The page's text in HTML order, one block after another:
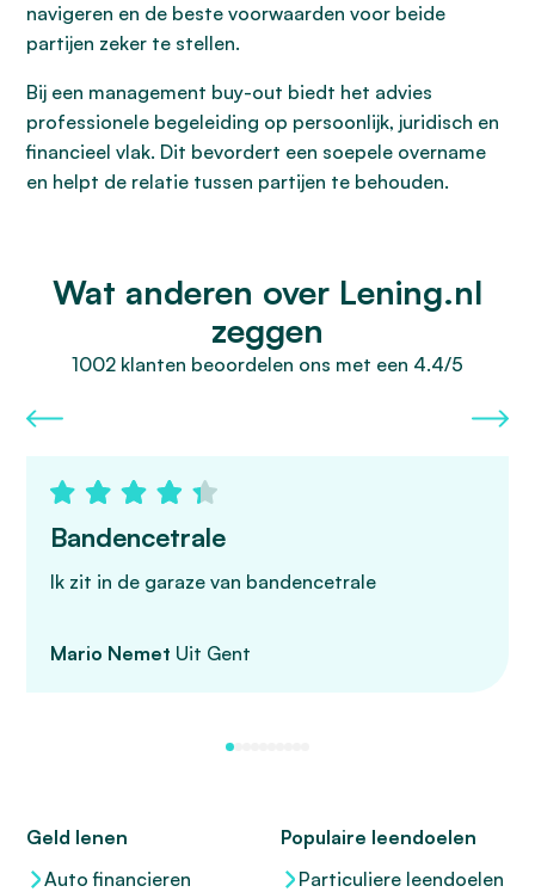
navigeren en de beste voorwaarden voor beide
partijen zeker te stellen.
Bij een management buy-out biedt het advies
professionele begeleiding op persoonlijk, juridisch en
financieel vlak. Dit bevordert een soepele overname
en helpt de relatie tussen partijen te behouden.
Wat anderen over Lening.nl
zeggen
1002 klanten beoordelen ons met een 4.4/5
Bandencetrale
Ik zit in de garaze van bandencetrale
Mario Nemet Uit Gent
Geld lenen
Auto financieren
Populaire leendoelen
Particuliere leendoelen